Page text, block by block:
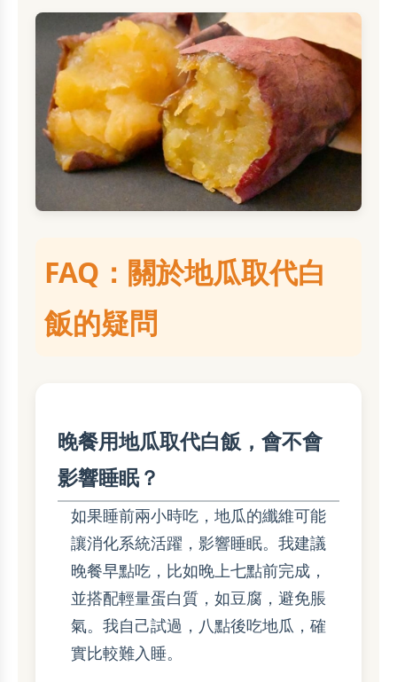
FAQ：關於地瓜取代白
飯的疑問
晚餐用地瓜取代白飯，會不會
影響睡眠？
如果睡前兩小時吃，地瓜的纖維可能
讓消化系統活躍，影響睡眠。我建議
晚餐早點吃，比如晚上七點前完成，
並搭配輕量蛋白質，如豆腐，避免脹
氣。我自己試過，八點後吃地瓜，確
實比較難入睡。